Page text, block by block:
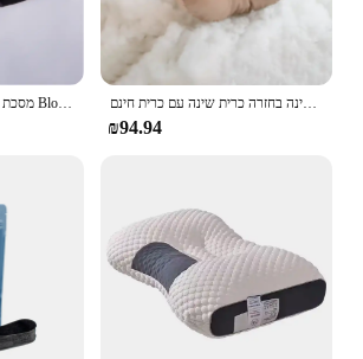
3D מסכת שינה עין מסכת אורות Blockout רך מרופד שינה בד כיסוי צל כיסוי עיניים רטייה אנטי קמטים-אייג 'ינג כרית יופי כרית הפנים עבור יופי שינה בחזרה כרית שינה עם כרית חינם
₪94.94